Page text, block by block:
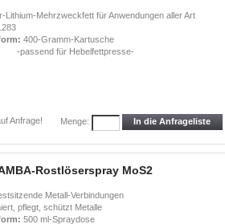
Lithium-Mehrzweckfett für Anwendungen aller Art
400-Gramm-Kartusche
für Hebelfettpresse-
Anfrage! Menge: In die Anfrageliste
Rostlöserspray MoS2
Metall-Verbindungen
pflegt, schützt Metalle
500 ml-Spraydose